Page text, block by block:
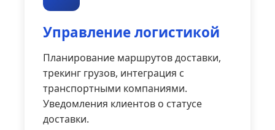
Управление логистикой
Планирование маршрутов доставки,
трекинг грузов, интеграция с
транспортными компаниями.
Уведомления клиентов о статусе
доставки.